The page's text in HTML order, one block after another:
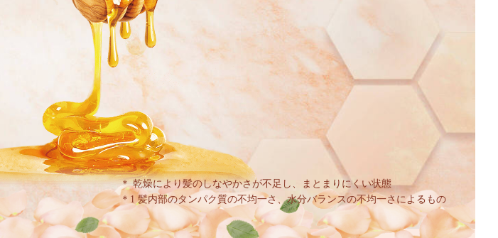
＊ 乾燥により髪のしなやかさが不足し、まとまりにくい状態
＊1 髪内部のタンパク質の不均一さ、水分バランスの不均一さによるもの